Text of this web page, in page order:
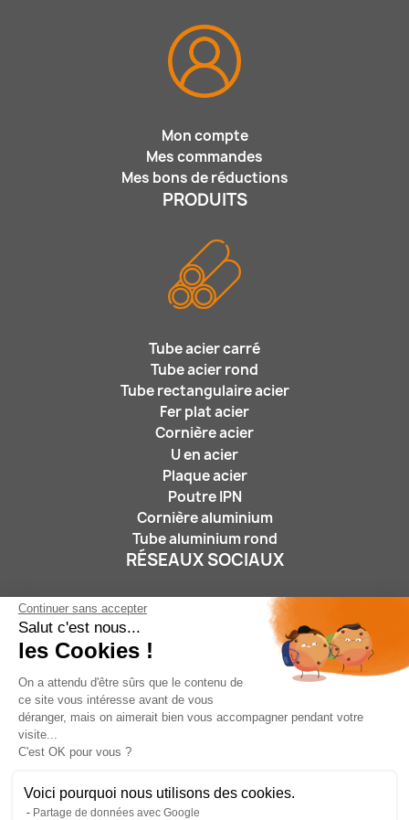
Continuer sans accepter
Salut c'est nous...
les Cookies !
On a attendu d'être sûrs que le contenu de
ce site vous intéresse avant de vous
déranger, mais on aimerait bien vous accompagner pendant votre
visite...
C'est OK pour vous ?
Voici pourquoi nous utilisons des cookies.
Partage de données avec Google
Mon compte
Mes commandes
Mes bons de réductions
PRODUITS
Tube acier carré
Tube acier rond
Tube rectangulaire acier
Fer plat acier
Cornière acier
U en acier
Plaque acier
Poutre IPN
Cornière aluminium
Tube aluminium rond
RÉSEAUX SOCIAUX
Nous suivre :